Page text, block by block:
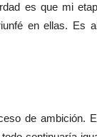
es que mi
en ellas. Es
de ambición.